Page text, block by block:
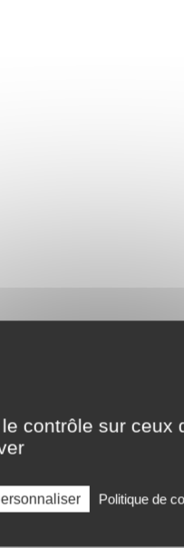
contrôle sur ceux
Politique de